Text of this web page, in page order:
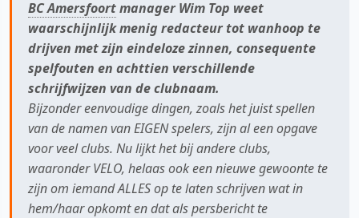
BC Amersfoortmanager Wim Top weet
waarschijnlijk menig redacteur tot wanhoop te
drijven met zijn eindeloze zinnen, consequente
spelfouten en achttien verschillende
schrijfwijzen van de clubnaam.
Bijzonder eenvoudige dingen, zoals het juist spellen
van de namen van EIGEN spelers, zijn al een opgave
voor veel clubs. Nu lijkt het bij andere clubs,
waaronder VELO, helaas ook een nieuwe gewoonte te
zijn om iemand ALLES op te laten schrijven wat in
hem/haar opkomt en dat als persbericht te